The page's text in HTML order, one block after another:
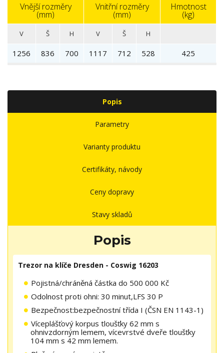
Vnější rozměry
(mm)
Vnitřní rozměry
(mm)
Hmotnost
(kg)
V Š H V Š H
1256 836 700 1117 712 528 425
Popis
Parametry
Varianty produktu
Certifikáty, návody
Ceny dopravy
Stavy skladů
Popis
Trezor na klíče Dresden - Coswig 16203
Pojistná/chráněná částka do 500 000 Kč
Odolnost proti ohni: 30 minut,LFS 30 P
Bezpečnost:bezpečnostní třída I (ČSN EN 1143-1)
Víceplášťový korpus tloušťky 62 mm s
ohnivzdorným lemem, vícevrstvé dveře tloušťky
104 mm s 42 mm lemem.